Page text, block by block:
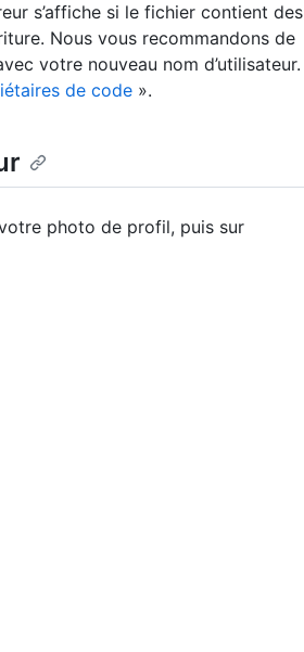
s’affiche si le fichier contient des
Nous vous recommandons de
votre nouveau nom d’utilisateur.
de code ».
photo de profil, puis sur